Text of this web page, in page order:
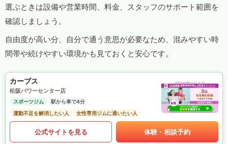
選ぶときは設備や営業時間、料金、スタッフのサポート範囲を
確認しましょう。
自由度が高い分、自分で通う意思が必要なため、混みやすい時
間帯や続けやすい環境かも見ておくと安心です。
カーブス
松阪パワーセンター店
スポーツジム
駅から車で4分
運動不足を解消したい人
女性専用ジムに通いたい人
公式サイトを見る 体験・相談予約